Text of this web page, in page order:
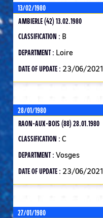
13/02/1980
AMBIERLE (42) 13.02.1980
CLASSIFICATION : B
DEPARTMENT : Loire
DATE OF UPDATE : 23/06/2021
28/01/1980
RAON-AUX-BOIS (88) 28.01.1980
CLASSIFICATION : C
DEPARTMENT : Vosges
DATE OF UPDATE : 23/06/2021
27/01/1980